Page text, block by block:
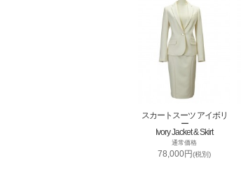
スカートスーツ アイボリ
ー
Ivory Jacket & Skirt
通常価格
78,000円(税別)